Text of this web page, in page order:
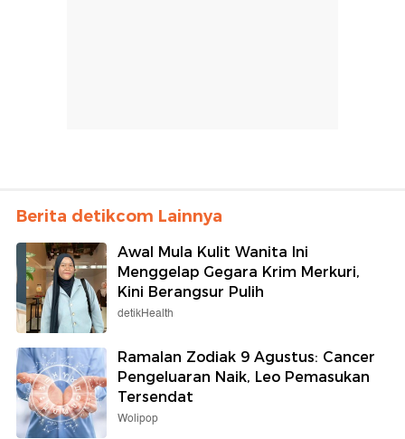
Berita detikcom Lainnya
Awal Mula Kulit Wanita Ini
Menggelap Gegara Krim Merkuri,
Kini Berangsur Pulih
detikHealth
Ramalan Zodiak 9 Agustus: Cancer
Pengeluaran Naik, Leo Pemasukan
Tersendat
Wolipop